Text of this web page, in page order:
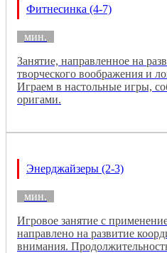
Фитнесинка (4-7)
мин.
Занятие, направленное на
творческого воображения и
Играем в настольные игры,
оригами.
Энерджайзеры (2-3)
мин.
Игровое занятие с
направлено на развитие
внимания.